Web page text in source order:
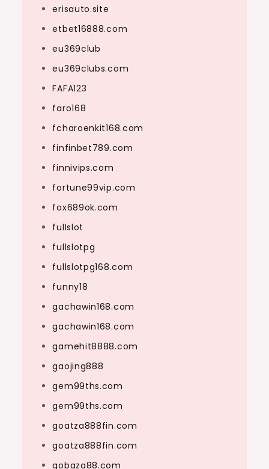
erisauto.site
etbet16888.com
eu369club
eu369clubs.com
FAFA123
faro168
fcharoenkit168.com
finfinbet789.com
finnivips.com
fortune99vip.com
fox689ok.com
fullslot
fullslotpg
fullslotpg168.com
funny18
gachawin168.com
gachawin168.com
gamehit8888.com
gaojing888
gem99ths.com
gem99ths.com
goatza888fin.com
goatza888fin.com
gobaza88.com